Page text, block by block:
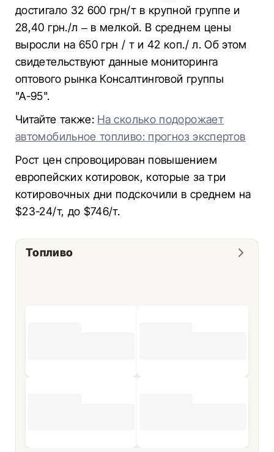
достигало 32 600 грн/т в крупной группе и
28,40 грн./л – в мелкой. В среднем цены
выросли на 650 грн / т и 42 коп./ л. Об этом
свидетельствуют данные мониторинга
оптового рынка Консалтинговой группы
"А-95".
Читайте также: На сколько подорожает
автомобильное топливо: прогноз экспертов
Рост цен спровоцирован повышением
европейских котировок, которые за три
котировочных дни подскочили в среднем на
$23-24/т, до $746/т.
Топливо